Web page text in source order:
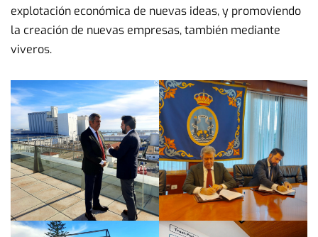
explotación económica de nuevas ideas, y promoviendo
la creación de nuevas empresas, también mediante
viveros.